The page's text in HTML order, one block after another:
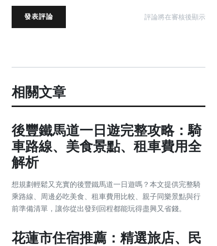
發表評論 評論將在審核後顯示
相關文章
後豐鐵馬道一日遊完整攻略：騎
車路線、美食景點、租車費用全
解析
想規劃輕鬆又充實的後豐鐵馬道一日遊嗎？本文提供完整騎
乘路線、周邊必吃美食、租車費用比較、親子同樂景點與行
前準備清單，讓你從出發到回程都能玩得盡興又省錢。
花蓮市住宿推薦：精選旅店、民